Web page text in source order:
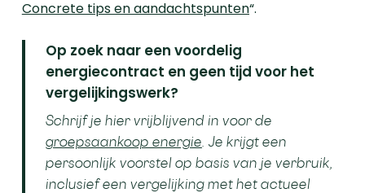
Concrete tips en aandachtspunten“.
Op zoek naar een voordelig
energiecontract en geen tijd voor het
vergelijkingswerk?
Schrijf je hiervrijblijvend in voor de
groepsaankoop energie . Je krijgt een
persoonlijk voorstel op basis van je verbruik,
inclusief een vergelijking met het actueel